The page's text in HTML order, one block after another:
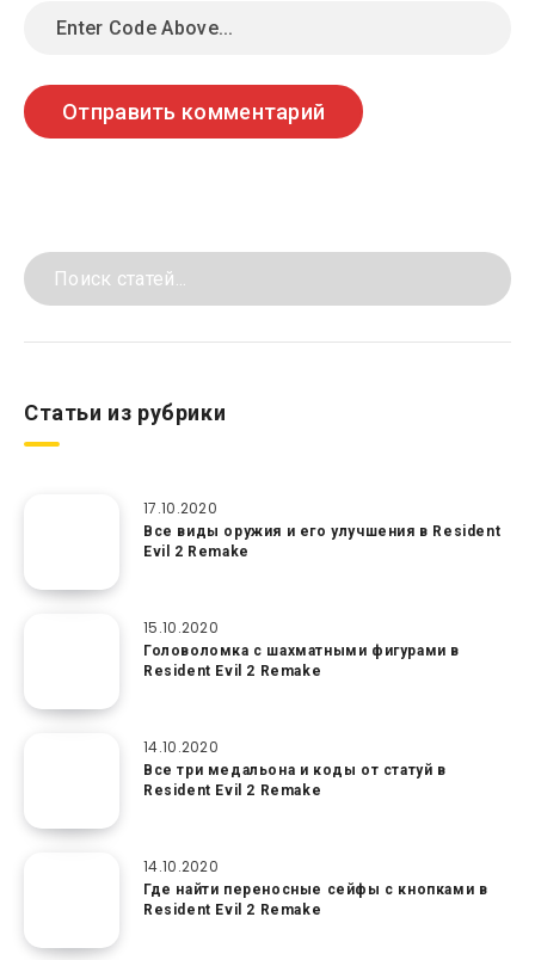
Статьи из рубрики
17.10.2020
Все виды оружия и его улучшения в Resident
Evil 2 Remake
15.10.2020
Головоломка с шахматными фигурами в
Resident Evil 2 Remake
14.10.2020
Все три медальона и коды от статуй в
Resident Evil 2 Remake
14.10.2020
Где найти переносные сейфы с кнопками в
Resident Evil 2 Remake